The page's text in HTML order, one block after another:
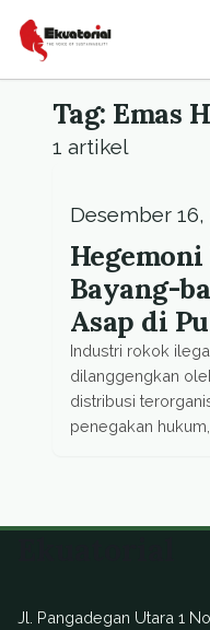
Tag: Emas
1 artikel
Desember 16,
Bayang-
Asap di
Industri rokok
dilanggengkan
distribusi
penegakan
Jl. Pangadegan Utara 1